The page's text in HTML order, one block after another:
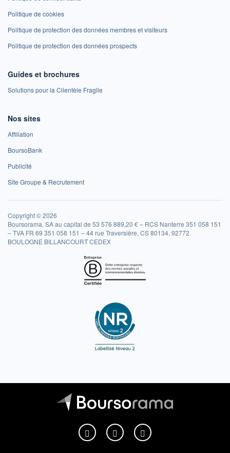
Politique de cookies
Politique de protection des données membres et visiteurs
Politique de protection des données prospects
Guides et brochures
Solutions pour la Clientèle Fragile
Nos sites
Affiliation
BoursoBank
Publicité
Site Groupe & Recrutement
Copyright © 2026
Boursorama, SA au capital de 53 576 889,20 € – RCS Nanterre 351 058 151
– TVA FR 69 351 058 151 – 44 rue Traversière, CS 80134, 92772
BOULOGNE BILLANCOURT CEDEX
Boursorama sur Facebook
Boursorama sur XBoursorama sur